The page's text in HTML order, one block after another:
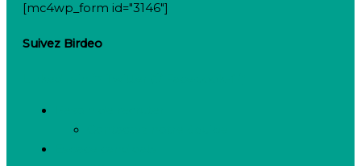
[mc4wp_form id="3146"]
Suivez Birdeo